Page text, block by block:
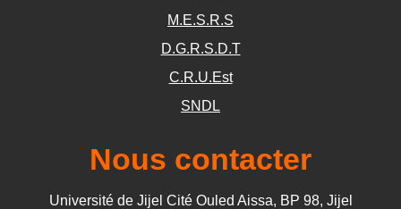
M.E.S.R.S
D.G.R.S.D.T
C.R.U.Est
SNDL
Nous contacter
Université de Jijel Cité Ouled Aissa, BP 98, Jijel